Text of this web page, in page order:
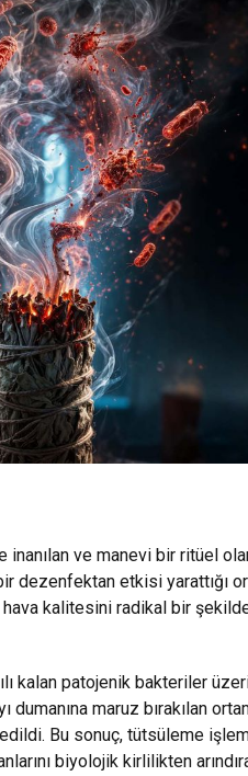
ve manevi bir ritüel
etkisi yarattığı
hava kalitesini radikal bir
kalan patojenik bakteriler
maruz bırakılan
Bu sonuç, tütsüleme
biyolojik kirlilikten